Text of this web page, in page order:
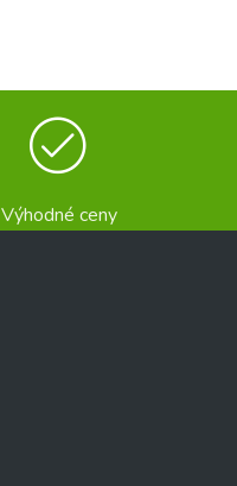
Výhodné ceny